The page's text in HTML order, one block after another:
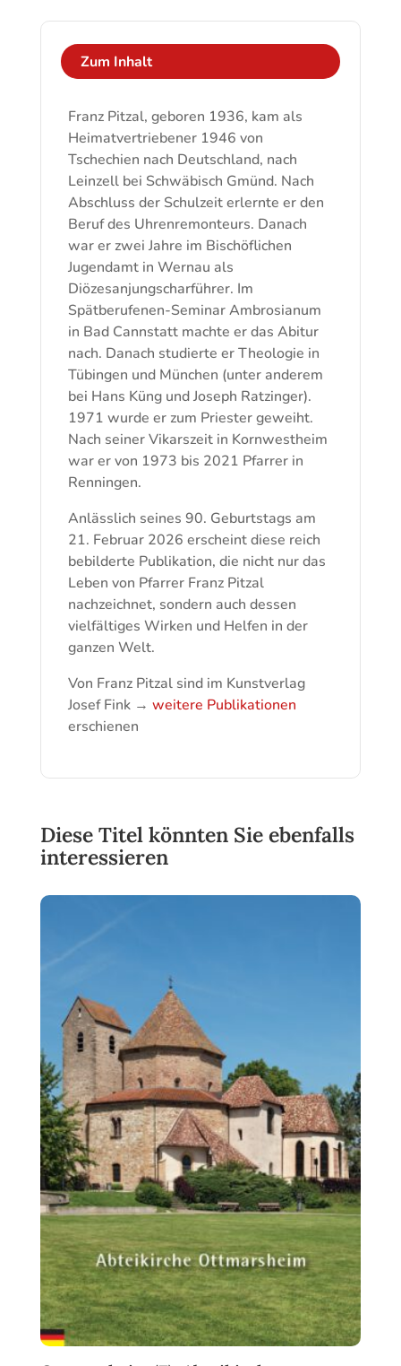
Zum Inhalt
Franz Pitzal, geboren 1936, kam als
Heimatvertriebener 1946 von
Tschechien nach Deutschland, nach
Leinzell bei Schwäbisch Gmünd. Nach
Abschluss der Schulzeit erlernte er den
Beruf des Uhrenremonteurs. Danach
war er zwei Jahre im Bischöflichen
Jugendamt in Wernau als
Diözesanjungscharführer. Im
Spätberufenen-Seminar Ambrosianum
in Bad Cannstatt machte er das Abitur
nach. Danach studierte er Theologie in
Tübingen und München (unter anderem
bei Hans Küng und Joseph Ratzinger).
1971 wurde er zum Priester geweiht.
Nach seiner Vikarszeit in Kornwestheim
war er von 1973 bis 2021 Pfarrer in
Renningen.
Anlässlich seines 90. Geburtstags am
21. Februar 2026 erscheint diese reich
bebilderte Publikation, die nicht nur das
Leben von Pfarrer Franz Pitzal
nachzeichnet, sondern auch dessen
vielfältiges Wirken und Helfen in der
ganzen Welt.
Von Franz Pitzal sind im Kunstverlag
Josef Fink → weitere Publikationen
erschienen
Diese Titel könnten Sie ebenfalls
interessieren